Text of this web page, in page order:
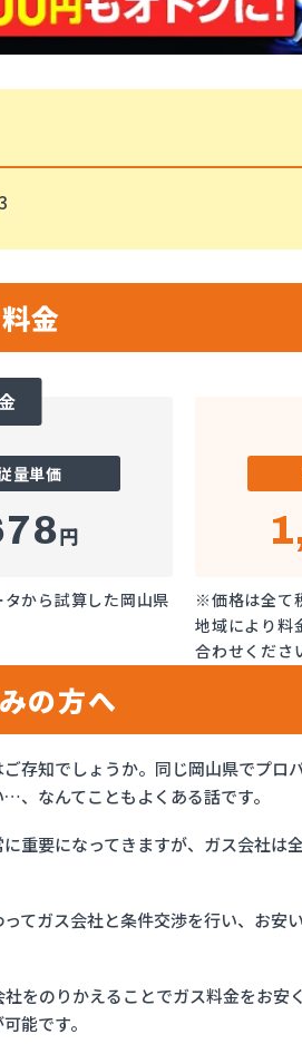
金
量単価
円
から試算した岡山県
※価格は全て
地域により料
合わせくださ
の方へ
存知でしょうか。同じ岡山県でプ
、なんてこともよくある話です。
重要になってきますが、ガス会社
てガス会社と条件交渉を行い、お安
をのりかえることでガス料金をお安
能です。